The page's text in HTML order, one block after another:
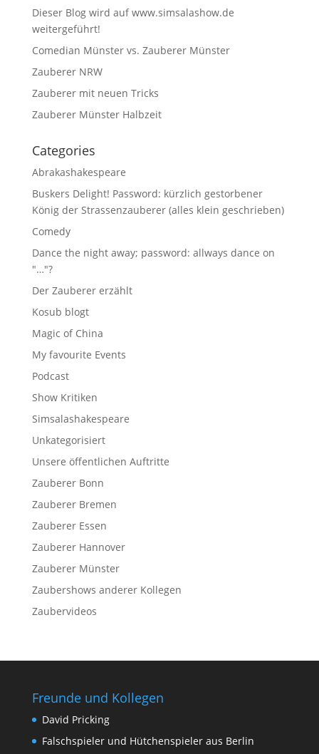
Dieser Blog wird auf www.simsalashow.de
weitergeführt!
Comedian Münster vs. Zauberer Münster
Zauberer NRW
Zauberer mit neuen Tricks
Zauberer Münster Halbzeit
Categories
Abrakashakespeare
Buskers Delight! Password: kürzlich gestorbener
König der Strassenzauberer (alles klein geschrieben)
Comedy
Dance the night away; password: allways dance on
"…"?
Der Zauberer erzählt
Kosub blogt
Magic of China
My favourite Events
Podcast
Show Kritiken
Simsalashakespeare
Unkategorisiert
Unsere öffentlichen Auftritte
Zauberer Bonn
Zauberer Bremen
Zauberer Essen
Zauberer Hannover
Zauberer Münster
Zaubershows anderer Kollegen
Zaubervideos
Freunde und Kollegen
David Pricking
Falschspieler und Hütchenspieler aus Berlin